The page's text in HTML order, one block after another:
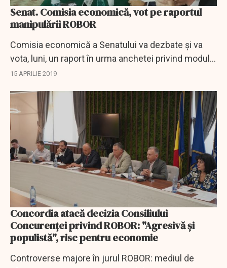
Senat. Comisia economică, vot pe raportul
manipulării ROBOR
Comisia economică a Senatului va dezbate şi va
vota, luni, un raport în urma anchetei privind modul
în care Consiliul Concurenţei a închis, în 2013, o
15 APRILIE 2019
Concordia atacă decizia Consiliului
Concurenței privind ROBOR: "Agresivă și
populistă", risc pentru economie
Controverse majore în jurul ROBOR: mediul de